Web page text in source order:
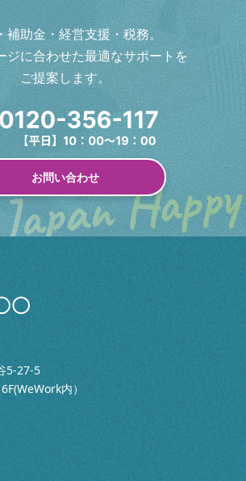
補助金・経営支援・税務。
ジに合わせた最適なサポートを
ご提案します。
お問い合わせ
5-27-5
内）